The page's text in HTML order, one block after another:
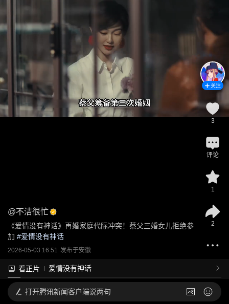
@不洁很忙
《爱情没有神话》再婚家庭代际冲突！蔡父三婚女儿拒绝参
加 #爱情没有神话
2026-05-03 16:51 发布于安徽
看正片 爱情没有神话
关注
3
评论
1
2
打开腾讯新闻客户端说两句